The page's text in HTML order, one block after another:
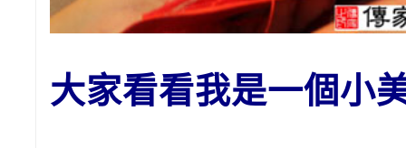
大家看看我是一個小